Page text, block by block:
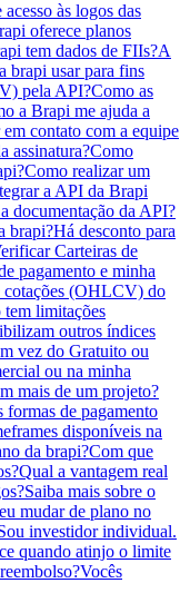
às logos das
oferece planos
tem dados de FIIs?A
brapi usar para fins
pela API?Como as
a Brapi me ajuda a
contato com a equipe
assinatura?Como
Como realizar um
a API da Brapi
documentação da API?
brapi?Há desconto para
Carteiras de
pagamento e minha
cotações (OHLCV) do
limitações
outros índices
vez do Gratuito ou
ou na minha
mais de um projeto?
formas de pagamento
disponíveis na
da brapi?Com que
Qual a vantagem real
Saiba mais sobre o
mudar de plano no
investidor individual.
quando atinjo o limite
Vocês